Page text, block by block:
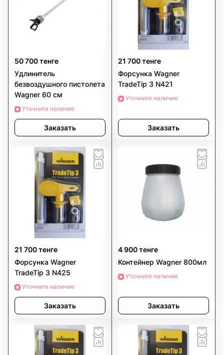
50 700 тенге
Удлинитель
безвоздушного пистолета
Wagner 60 см
Уточните наличие
Заказать
21 700 тенге
Форсунка Wagner
TradeTip 3 N421
Уточните наличие
Заказать
21 700 тенге
Форсунка Wagner
TradeTip 3 N425
Уточните наличие
Заказать
4 900 тенге
Контейнер Wagner 800мл
Уточните наличие
Заказать